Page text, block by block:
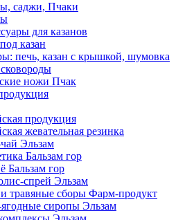
саджи, Пчаки
для казанов
казан
печь, казан с крышкой, шумовка
ножи Пчак
продукция
жевательная резинка
Эльзам
Бальзам гор
Бальзам гор
спрей Эльзам
травяные сборы Фарм-продукт
сиропы Эльзам